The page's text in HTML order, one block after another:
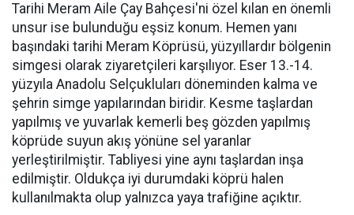
Tarihi Meram Aile Çay Bahçesi'ni özel kılan en önemli
unsur ise bulunduğu eşsiz konum. Hemen yanı
başındaki tarihi Meram Köprüsü, yüzyıllardır bölgenin
simgesi olarak ziyaretçileri karşılıyor. Eser 13.-14.
yüzyıla Anadolu Selçukluları döneminden kalma ve
şehrin simge yapılarından biridir. Kesme taşlardan
yapılmış ve yuvarlak kemerli beş gözden yapılmış
köprüde suyun akış yönüne sel yaranlar
yerleştirilmiştir. Tabliyesi yine aynı taşlardan inşa
edilmiştir. Oldukça iyi durumdaki köprü halen
kullanılmakta olup yalnızca yaya trafiğine açıktır.